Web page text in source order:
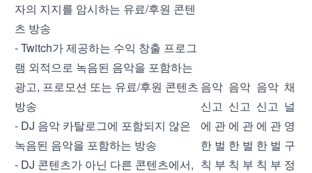
자의 지지를 암시하는 유료/후원 콘텐
츠 방송
- Twitch가 제공하는 수익 창출 프로그
램 외적으로 녹음된 음악을 포함하는
광고, 프로모션 또는 유료/후원 콘텐츠
방송
- DJ 음악 카탈로그에 포함되지 않은
녹음된 음악을 포함하는 방송
- DJ 콘텐츠가 아닌 다른 콘텐츠에서,
음악
신고
에 관
한 벌
칙 부
음악
신고
에 관
한 벌
칙 부
음악
신고
에 관
한 벌
칙 부
채
널
영
구
정